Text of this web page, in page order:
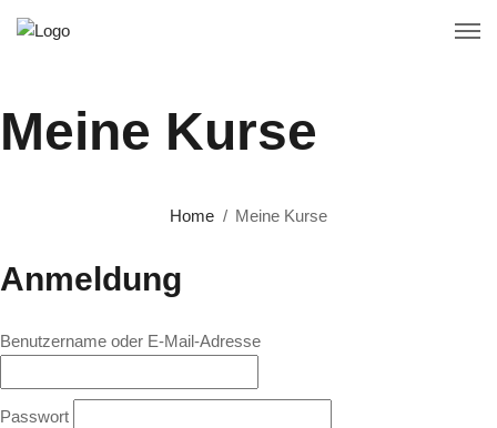
Meine Kurse
Home Meine Kurse
Anmeldung
Benutzername oder E-Mail-Adresse
Passwort